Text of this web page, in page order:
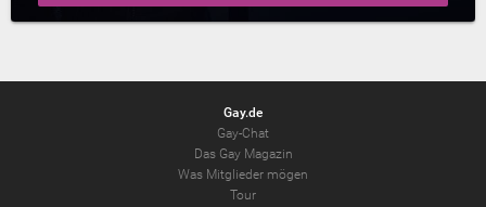
Gay.de
Gay-Chat
Das Gay Magazin
Was Mitglieder mögen
Tour